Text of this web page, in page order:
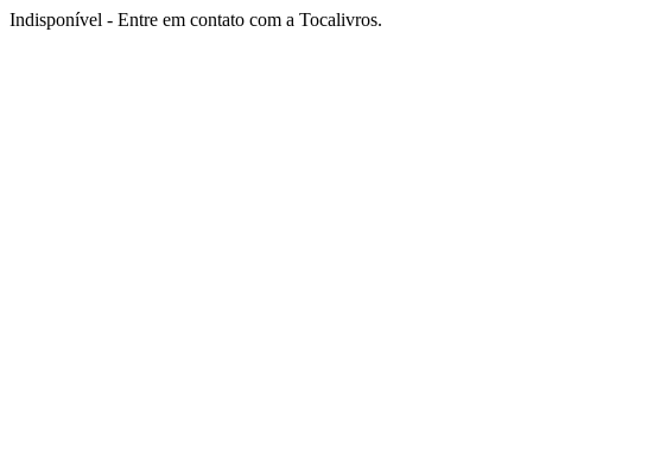
Indisponível - Entre em contato com a Tocalivros.